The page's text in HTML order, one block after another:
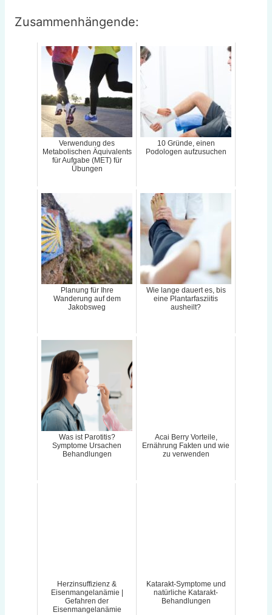
Zusammenhängende:
Verwendung des
Metabolischen Äquivalents
für Aufgabe (MET) für
Übungen
10 Gründe, einen
Podologen aufzusuchen
Planung für Ihre
Wanderung auf dem
Jakobsweg
Wie lange dauert es, bis
eine Plantarfasziitis
ausheilt?
Was ist Parotitis?
Symptome Ursachen
Behandlungen
Acai Berry Vorteile,
Ernährung Fakten und wie
zu verwenden
Herzinsuffizienz &
Eisenmangelanämie |
Gefahren der
Eisenmangelanämie
Katarakt-Symptome und
natürliche Katarakt-
Behandlungen